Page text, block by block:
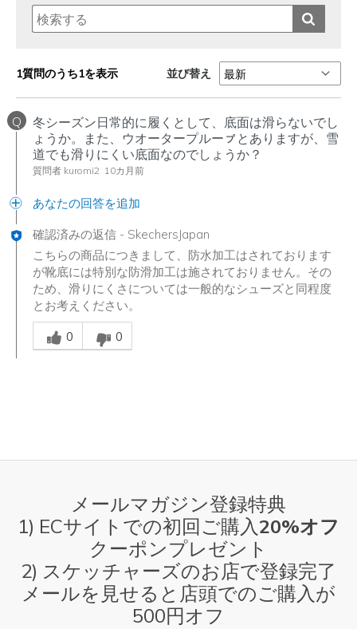
1質問のうち1を表示 並び替え
Q
冬シーズン日常的に履くとして、底面は滑らないでし
ょうか。また、ウオータープルーㇷ゚とありますが、雪
道でも滑りにくい底面なのでしょうか？
質問者 kuromi2 10カ月前
あなたの回答を追加
確認済みの返信 - SkechersJapan
こちらの商品につきまして、防水加工はされております
が靴底には特別な防滑加工は施されておりません。その
ため、滑りにくさについては一般的なシューズと同程度
とお考えください。
Was this answer helpful to you
0
0
メールマガジン登録特典
1) ECサイトでの初回ご購入20%オフ
クーポンプレゼント
2) スケッチャーズのお店で登録完了
メールを見せると店頭でのご購入が
500円オフ